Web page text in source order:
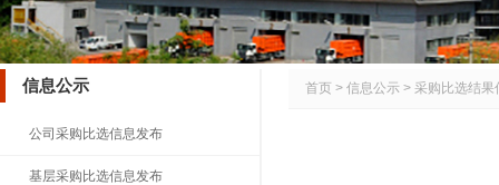
信息公示
公司采购比选信息发布
基层采购比选信息发布
首页 > 信息公示 > 采购比选结果